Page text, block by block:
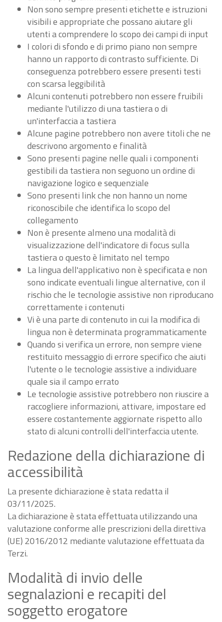
Non sono sempre presenti etichette e istruzioni
visibili e appropriate che possano aiutare gli
utenti a comprendere lo scopo dei campi di input
I colori di sfondo e di primo piano non sempre
hanno un rapporto di contrasto sufficiente. Di
conseguenza potrebbero essere presenti testi
con scarsa leggibilità
Alcuni contenuti potrebbero non essere fruibili
mediante l'utilizzo di una tastiera o di
un'interfaccia a tastiera
Alcune pagine potrebbero non avere titoli che ne
descrivono argomento e finalità
Sono presenti pagine nelle quali i componenti
gestibili da tastiera non seguono un ordine di
navigazione logico e sequenziale
Sono presenti link che non hanno un nome
riconoscibile che identifica lo scopo del
collegamento
Non è presente almeno una modalità di
visualizzazione dell'indicatore di focus sulla
tastiera o questo è limitato nel tempo
La lingua dell'applicativo non è specificata e non
sono indicate eventuali lingue alternative, con il
rischio che le tecnologie assistive non riproducano
correttamente i contenuti
Vi è una parte di contenuto in cui la modifica di
lingua non è determinata programmaticamente
Quando si verifica un errore, non sempre viene
restituito messaggio di errore specifico che aiuti
l'utente o le tecnologie assistive a individuare
quale sia il campo errato
Le tecnologie assistive potrebbero non riuscire a
raccogliere informazioni, attivare, impostare ed
essere costantemente aggiornate rispetto allo
stato di alcuni controlli dell'interfaccia utente.
Redazione della dichiarazione di
accessibilità
La presente dichiarazione è stata redatta il
03/11/2025.
La dichiarazione è stata effettuata utilizzando una
valutazione conforme alle prescrizioni della direttiva
(UE) 2016/2012 mediante valutazione effettuata da
Terzi.
Modalità di invio delle
segnalazioni e recapiti del
soggetto erogatore